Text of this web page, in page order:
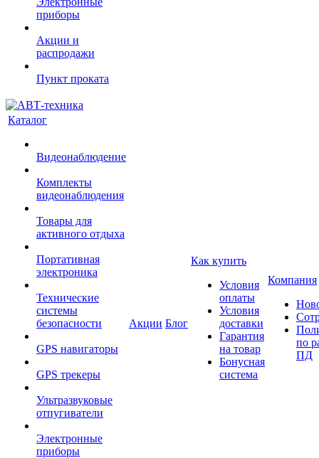
приборы
Акции и
распродажи
Пункт проката
Каталог
Видеонаблюдение
Комплекты
видеонаблюдения
Товары для
активного отдыха
Портативная
электроника
Технические
системы
безопасности
GPS навигаторы
GPS трекеры
Ультразвуковые
отпугиватели
Электронные
приборы
Акции Блог
Как купить
Условия
оплаты
Условия
доставки
Гарантия
на товар
Бонусная
система
Компания
по
ПД